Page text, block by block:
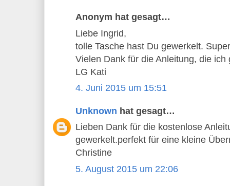
Anonym hat gesagt…
Liebe Ingrid,
tolle Tasche hast Du gewerkelt.
Vielen Dank für die Anleitung, die ich
LG Kati
4. Juni 2015 um 15:51
Unknown hat gesagt…
Lieben Dank für die kostenlose
gewerkelt.perfekt für eine kleine
Christine
5. August 2015 um 22:06